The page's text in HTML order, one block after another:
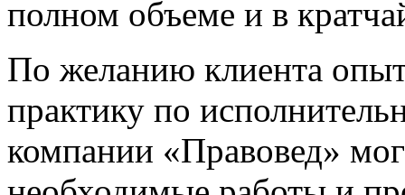
полном объеме и в
По желанию клиента
практику по
компании «Правовед»